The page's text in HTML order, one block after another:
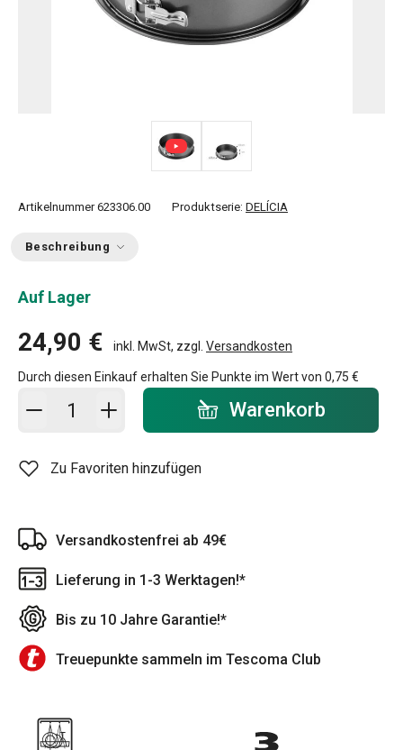
Artikelnummer 623306.00 Produktserie: DELÍCIA
Beschreibung
Auf Lager
24,90 € inkl. MwSt, zzgl. Versandkosten
Durch diesen Einkauf erhalten Sie Punkte im Wert von 0,75 €
In den Warenkorb - Menge Warenkorb
Zu Favoriten hinzufügen
Versandkostenfrei ab 49€
Lieferung in 1-3 Werktagen!*
Bis zu 10 Jahre Garantie!*
Treuepunkte sammeln im Tescoma Club